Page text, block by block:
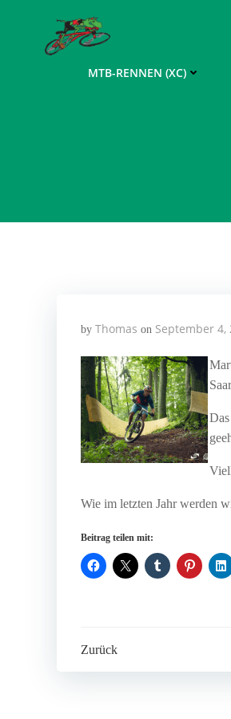
MTB-RENNEN (XC)
by Thomas on September 4,
Wie im letzten Jahr werden
Beitrag teilen mit:
Post
Zurück